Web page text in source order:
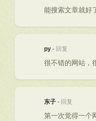
能搜索文章就好
py - 回复
很不错的网站，
东子 - 回复
第一次觉得一个